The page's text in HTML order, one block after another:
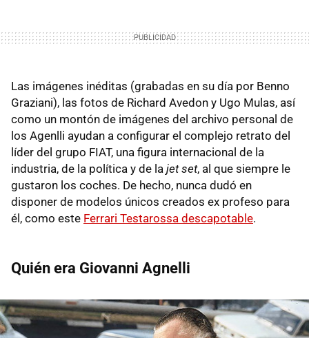
Las imágenes inéditas (grabadas en su día por Benno
Graziani), las fotos de Richard Avedon y Ugo Mulas, así
como un montón de imágenes del archivo personal de
los Agenlli ayudan a configurar el complejo retrato del
líder del grupo FIAT, una figura internacional de la
industria, de la política y de la jet set, al que siempre le
gustaron los coches. De hecho, nunca dudó en
disponer de modelos únicos creados ex profeso para
él, como este Ferrari Testarossa descapotable.
Quién era Giovanni Agnelli